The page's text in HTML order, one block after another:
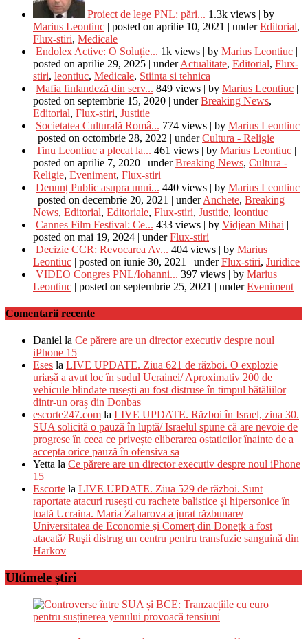
Proiect de lege PNL: pări... 1.3k views | by
Marius Leontiuc | posted on aprilie 10, 2021 | underEditorial,
Flux-stiri, Medicale
Endolex Active: O Soluție... 1k views | by Marius Leontiuc |
posted on aprilie 29, 2025 | underActualitate, Editorial, Flux-
stiri, leontiuc, Medicale, Stiinta si tehnica
Mafia finlandeză din serv... 849 views | by Marius Leontiuc |
posted on septembrie 15, 2020 | underBreaking News,
Editorial, Flux-stiri, Justitie
Societatea Culturală Româ... 774 views | by Marius Leontiuc
| posted on octombrie 28, 2022 | underCultura - Religie
Tinu Leontiuc a plecat la... 461 views | by Marius Leontiuc |
posted on aprilie 7, 2020 | underBreaking News, Cultura -
Religie, Eveniment, Flux-stiri
Denunț Public asupra unui... 440 views | by Marius Leontiuc
| posted on decembrie 20, 2021 | underAnchete, Breaking
News, Editorial, Editoriale, Flux-stiri, Justitie, leontiuc
Cannes Film Festival: Ce... 433 views | by Vidjean Mihai |
posted on mai 19, 2024 | underFlux-stiri
Decizie CCR: Revocarea Av... 404 views | by Marius
Leontiuc | posted on iunie 30, 2021 | underFlux-stiri, Juridice
VIDEO Congres PNL/Iohanni... 397 views | by Marius
Leontiuc | posted on septembrie 25, 2021 | underEveniment
Comentarii recente
Daniel la Ce părere are un director executiv despre noul
iPhone 15
Eses la LIVE UPDATE. Ziua 621 de război. O explozie
uriașă a avut loc în sudul Ucrainei/ Aproximativ 200 de
vehicule blindate rusești au fost distruse în timpul bătăliilor
dintr-un oraș din Donbas
escorte247.com la LIVE UPDATE. Război în Israel, ziua 30.
SUA solicită o pauză în luptă/ Israelul spune că are nevoie de
progrese în ceea ce privește eliberarea ostaticilor înainte de a
accepta orice pauză în ofensiva sa
Yetta la Ce părere are un director executiv despre noul iPhone
15
Escorte la LIVE UPDATE. Ziua 529 de război. Sunt
raportate atacuri rusești cu rachete balistice şi hipersonice în
toată Ucraina. Maria Zaharova a jurat răzbunare/
Universitatea de Economie și Comerț din Donețk a fost
atacată/ Ruşii distrug un centru pentru transfuzie sanguină din
Harkov
Ultimele știri